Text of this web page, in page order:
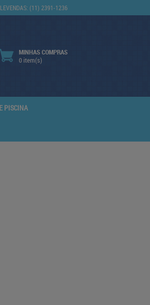
(11) 2391-1236
MINHAS COMPRAS
0 item(s)
PISCINA